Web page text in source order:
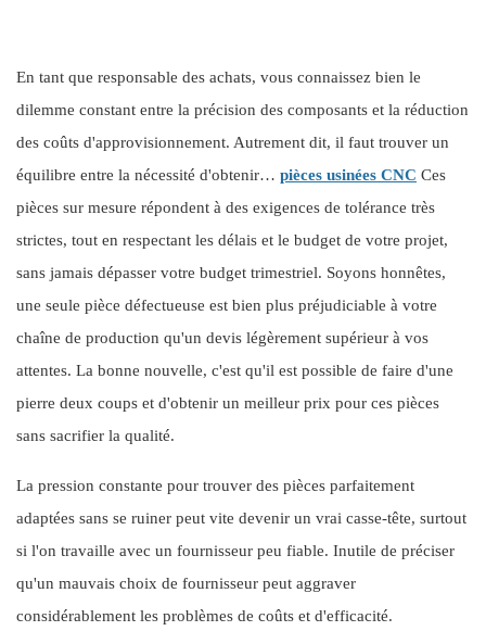
En tant que responsable des achats, vous connaissez bien le
dilemme constant entre la précision des composants et la réduction
des coûts d'approvisionnement. Autrement dit, il faut trouver un
équilibre entre la nécessité d'obtenir… pièces usinées CNC Ces
pièces sur mesure répondent à des exigences de tolérance très
strictes, tout en respectant les délais et le budget de votre projet,
sans jamais dépasser votre budget trimestriel. Soyons honnêtes,
une seule pièce défectueuse est bien plus préjudiciable à votre
chaîne de production qu'un devis légèrement supérieur à vos
attentes. La bonne nouvelle, c'est qu'il est possible de faire d'une
pierre deux coups et d'obtenir un meilleur prix pour ces pièces
sans sacrifier la qualité.
La pression constante pour trouver des pièces parfaitement
adaptées sans se ruiner peut vite devenir un vrai casse-tête, surtout
si l'on travaille avec un fournisseur peu fiable. Inutile de préciser
qu'un mauvais choix de fournisseur peut aggraver
considérablement les problèmes de coûts et d'efficacité.